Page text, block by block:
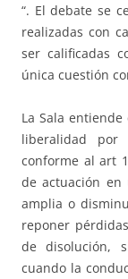
“. El debate se
realizadas con
ser calificadas
única cuestión
La Sala
liberalidad por
conforme al art
de actuación
amplia o
reponer
de disolución,
cuando la